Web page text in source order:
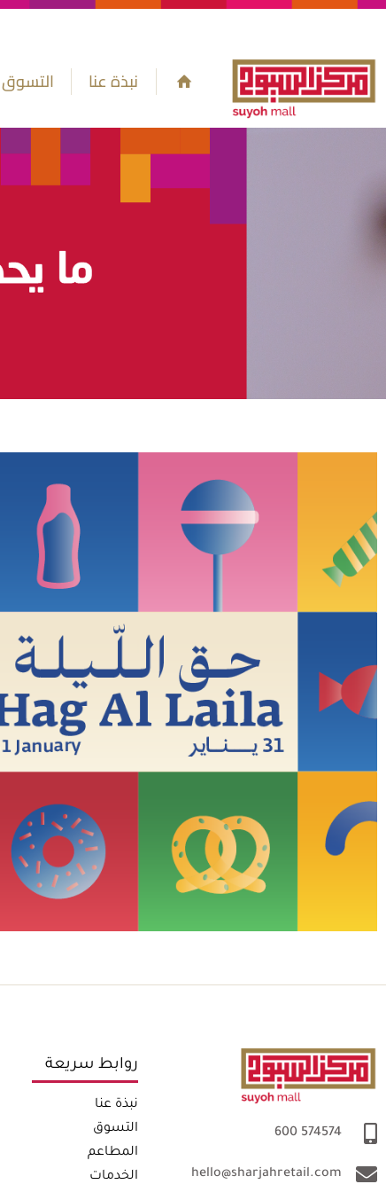
نبذة عنا التسوق
574574 600
hello@sharjahretail.com
روابط سريعة
نبذة عنا
التسوق
المطاعم
الخدمات